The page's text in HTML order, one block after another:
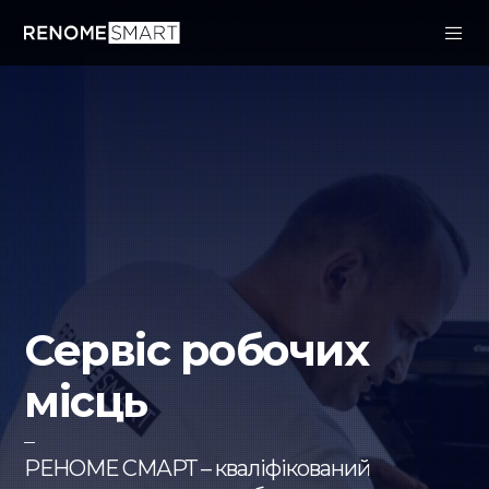
Сервіс робочих
місць
–
РЕНОМЕ СМАРТ – кваліфікований